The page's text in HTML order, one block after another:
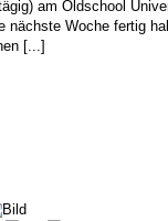
am Oldschool
nächste Woche fertig
[...]